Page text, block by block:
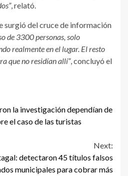
, relató.
surgió del cruce de información
de 3300 personas, solo
realmente en el lugar. El resto
que no residían allí”, concluyó el
la investigación dependían de
el caso de las turistas
Next:
detectaron 45 títulos falsos
municipales para cobrar más